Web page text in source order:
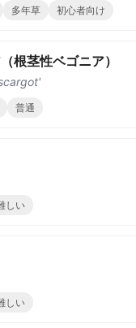
多年草 初心者向け
根茎性ベゴニア）
普通
しい
しい